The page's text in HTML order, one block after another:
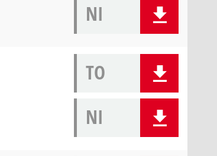
NI
TO
NI